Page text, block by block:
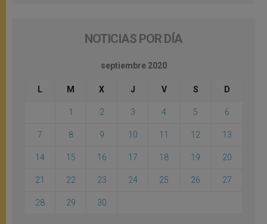
NOTICIAS POR DÍA
septiembre 2020
L M X J V S D
1 2 3 4 5 6
7 8 9 10 11 12 13
14 15 16 17 18 19 20
21 22 23 24 25 26 27
28 29 30